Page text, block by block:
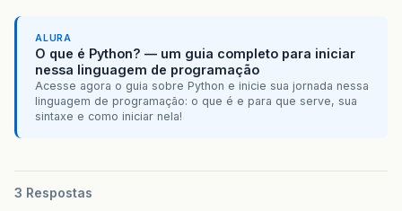
ALURA
O que é Python? — um guia completo para iniciar
nessa linguagem de programação
Acesse agora o guia sobre Python e inicie sua jornada nessa
linguagem de programação: o que é e para que serve, sua
sintaxe e como iniciar nela!
3 Respostas